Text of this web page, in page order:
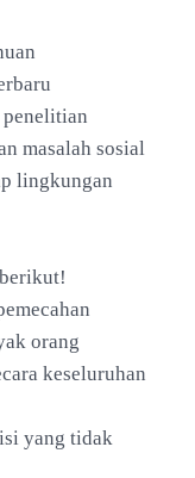
penelitian
masalah sosial
lingkungan
orang
keseluruhan
yang tidak